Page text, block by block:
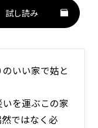
試し読み
いい家で姑と
を運ぶこの家
ではなく必